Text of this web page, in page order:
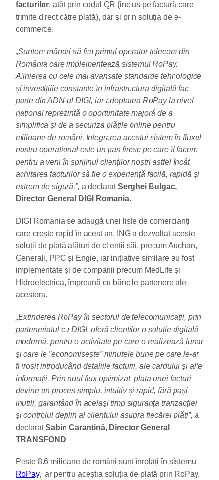
facturilor, atât prin codul QR (inclus pe factură care
trimite direct către plată), dar și prin soluția de e-
commerce.
„Suntem mândri să fim primul operator telecom din
România care implementează sistemul RoPay.
Alinierea cu cele mai avansate standarde tehnologice
și investițiile constante în infrastructura digitală fac
parte din ADN-ul DIGI, iar adoptarea RoPay la nivel
național reprezintă o oportunitate majoră de a
simplifica și de a securiza plățile online pentru
milioane de români. Integrarea acestui sistem în fluxul
nostru operațional este un pas firesc pe care îl facem
pentru a veni în sprijinul clienților noștri astfel încât
achitarea facturilor să fie o experiență facilă, rapidă și
extrem de sigură.”, a declaratSerghei Bulgac,
Director General DIGI Romania.
DIGI Romania se adaugă unei liste de comercianți
care crește rapid în acest an. ING a dezvoltat aceste
soluții de plată alături de clienții săi, precum Auchan,
Generali, PPC și Engie, iar inițiative similare au fost
implementate și de companii precum MedLife și
Hidroelectrica, împreună cu băncile partenere ale
acestora.
„Extinderea RoPay în sectorul de telecomunicații, prin
parteneriatul cu DIGI, oferă clienților o soluție digitală
modernă, pentru o activitate pe care o realizează lunar
și care le ”economisește” minutele bune pe care le-ar
fi irosit introducând detaliile facturii, ale cardului și alte
informații. Prin noul flux optimizat, plata unei facturi
devine un proces simplu, intuitiv și rapid, fără pași
inutili, garantând în același timp siguranța tranzacției
și controlul deplin al clientului asupra fiecărei plăți”, a
declaratSabin Carantină, Director General
TRANSFOND
Peste 8.6 milioane de români sunt înrolați în sistemul
RoPay, iar pentru aceștia soluția de plată prin RoPay,